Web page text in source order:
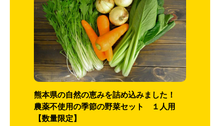
熊本県の自然の恵みを詰め込みました！
農薬不使用の季節の野菜セット １人用
【数量限定】